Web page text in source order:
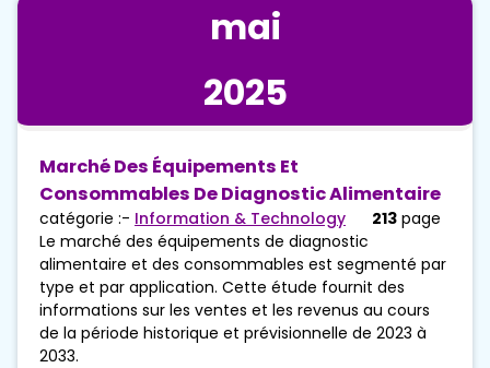
mai
2025
Marché Des Équipements Et
Consommables De Diagnostic Alimentaire
catégorie :- Information & Technology 213 page
Le marché des équipements de diagnostic
alimentaire et des consommables est segmenté par
type et par application. Cette étude fournit des
informations sur les ventes et les revenus au cours
de la période historique et prévisionnelle de 2023 à
2033.